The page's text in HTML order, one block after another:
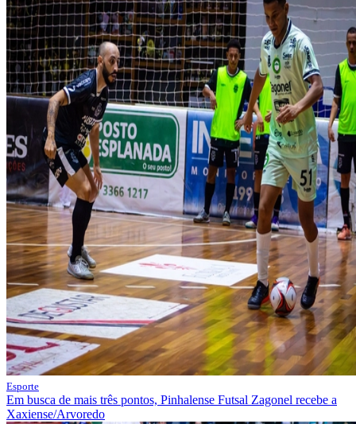
Esporte
Em busca de mais três pontos, Pinhalense Futsal Zagonel recebe a
Xaxiense/Arvoredo